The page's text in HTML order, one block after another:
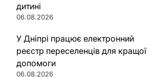
дитині
06.08.2026
У Дніпрі працює електронний
реєстр переселенців для кращої
допомоги
06.08.2026